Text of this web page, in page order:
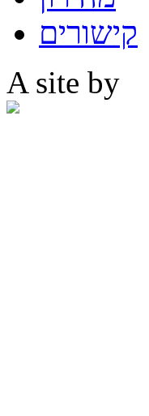
קישורים
A site by